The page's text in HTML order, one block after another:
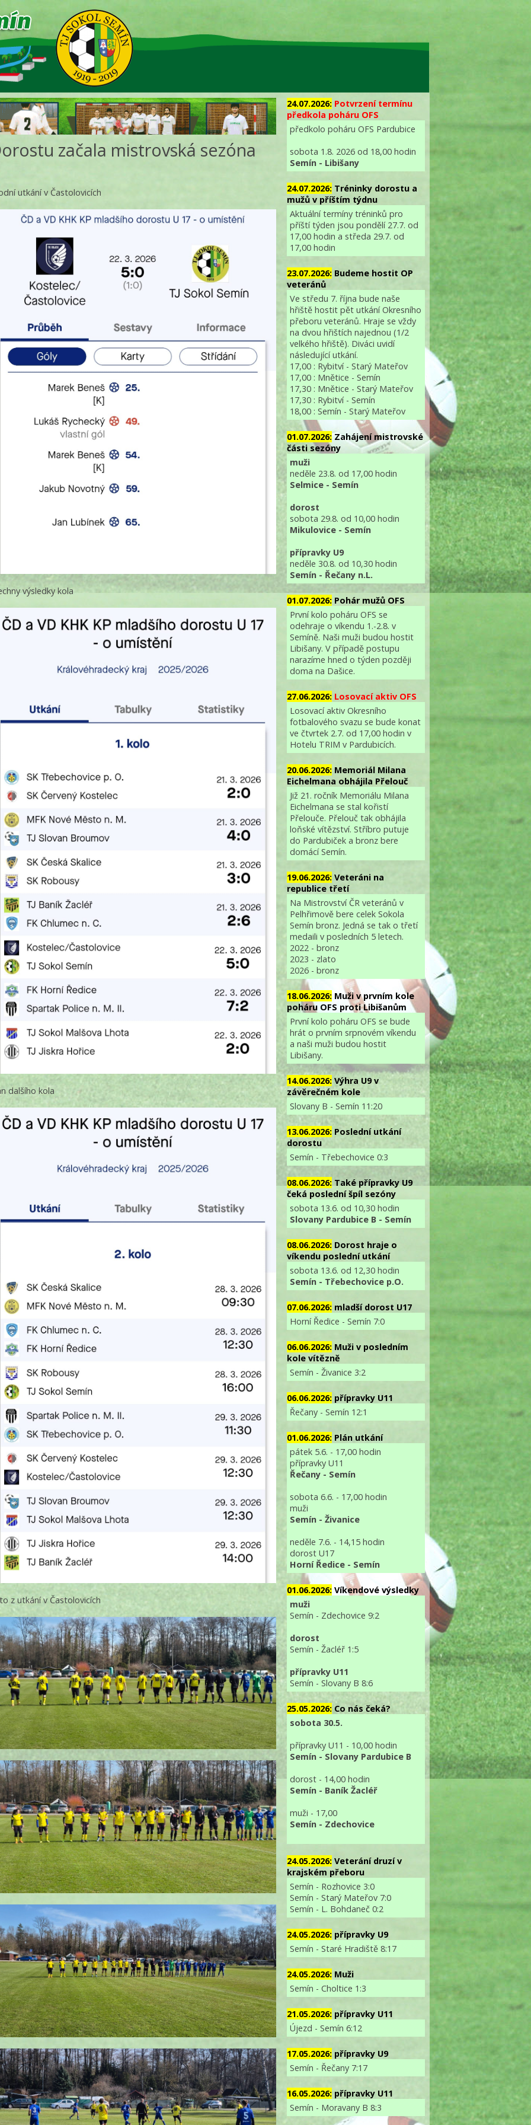
začala mistrovská sezóna
utkání v Častolovicích
výsledky kola
dalšího kola
z utkání v Častolovicích
24.07.2026: Potvrzení termínu
předkola poháru OFS
předkolo poháru OFS Pardubice
sobota 1.8. 2026 od 18,00 hodin
Semín - Libišany
24.07.2026: Tréninky dorostu a
mužů v příštím týdnu
Aktuální termíny tréninků pro
příští týden jsou pondělí 27.7. od
17,00 hodin a středa 29.7. od
17,00 hodin
23.07.2026: Budeme hostit OP
veteránů
Ve středu 7. října bude naše
hřiště hostit pět utkání Okresního
přeboru veteránů. Hraje se vždy
na dvou hřištích najednou (1/2
velkého hřiště). Diváci uvidí
následující utkání.
17,00 : Rybitví - Starý Mateřov
17,00 : Mnětice - Semín
17,30 : Mnětice - Starý Mateřov
17,30 : Rybitví - Semín
18,00 : Semín - Starý Mateřov
01.07.2026: Zahájení mistrovské
části sezóny
muži
neděle 23.8. od 17,00 hodin
Selmice - Semín
dorost
sobota 29.8. od 10,00 hodin
Mikulovice - Semín
přípravky U9
neděle 30.8. od 10,30 hodin
Semín - Řečany n.L.
01.07.2026: Pohár mužů OFS
První kolo poháru OFS se
odehraje o víkendu 1.-2.8. v
Semíně. Naši muži budou hostit
Libišany. V případě postupu
narazíme hned o týden později
doma na Dašice.
27.06.2026: Losovací aktiv OFS
Losovací aktiv Okresního
fotbalového svazu se bude konat
ve čtvrtek 2.7. od 17,00 hodin v
Hotelu TRIM v Pardubicích.
20.06.2026: Memoriál Milana
Eichelmana obhájila Přelouč
Již 21. ročník Memoriálu Milana
Eichelmana se stal kořistí
Přelouče. Přelouč tak obhájila
loňské vítězství. Stříbro putuje
do Pardubiček a bronz bere
domácí Semín.
19.06.2026: Veteráni na
republice třetí
Na Mistrovství ČR veteránů v
Pelhřimově bere celek Sokola
Semín bronz. Jedná se tak o třetí
medaili v posledních 5 letech.
2022 - bronz
2023 - zlato
2026 - bronz
18.06.2026: Muži v prvním kole
poháru OFS proti Libišanům
První kolo poháru OFS se bude
hrát o prvním srpnovém víkendu
a naši muži budou hostit
Libišany.
14.06.2026: Výhra U9 v
závěrečném kole
Slovany B - Semín 11:20
13.06.2026: Poslední utkání
dorostu
Semín - Třebechovice 0:3
08.06.2026: Také přípravky U9
čeká poslední špíl sezóny
sobota 13.6. od 10,30 hodin
Slovany Pardubice B - Semín
08.06.2026: Dorost hraje o
víkendu poslední utkání
sobota 13.6. od 12,30 hodin
Semín - Třebechovice p.O.
07.06.2026: mladší dorost U17
Horní Ředice - Semín 7:0
06.06.2026: Muži v posledním
kole vítězně
Semín - Živanice 3:2
06.06.2026: přípravky U11
Řečany - Semín 12:1
01.06.2026: Plán utkání
pátek 5.6. - 17,00 hodin
přípravky U11
Řečany - Semín
sobota 6.6. - 17,00 hodin
muži
Semín - Živanice
neděle 7.6. - 14,15 hodin
dorost U17
Horní Ředice - Semín
01.06.2026: Víkendové výsledky
muži
Semín - Zdechovice 9:2
dorost
Semín - Žacléř 1:5
přípravky U11
Semín - Slovany B 8:6
25.05.2026: Co nás čeká?
sobota 30.5.
přípravky U11 - 10,00 hodin
Semín - Slovany Pardubice B
dorost - 14,00 hodin
Semín - Baník Žacléř
muži - 17,00
Semín - Zdechovice
24.05.2026: Veterání druzí v
krajském přeboru
Semín - Rozhovice 3:0
Semín - Starý Mateřov 7:0
Semín - L. Bohdaneč 0:2
24.05.2026: přípravky U9
Semín - Staré Hradiště 8:17
24.05.2026: Muži
Semín - Choltice 1:3
21.05.2026: přípravky U11
Újezd - Semín 6:12
17.05.2026: přípravky U9
Semín - Řečany 7:17
16.05.2026: přípravky U11
Semín - Moravany B 8:3